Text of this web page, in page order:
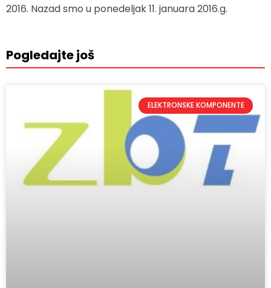
2016. Nazad smo u ponedeljak 11. januara 2016.g.
Pogledajte još
ELEKTRONSKE KOMPONENTE